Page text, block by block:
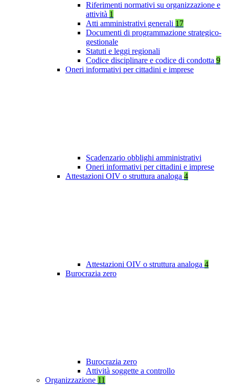
Riferimenti normativi su organizzazione e
attività 1
Atti amministrativi generali 17
Documenti di programmazione strategico-
gestionale
Statuti e leggi regionali
Codice disciplinare e codice di condotta 9
Oneri informativi per cittadini e imprese
Scadenzario obblighi amministrativi
Oneri informativi per cittadini e imprese
Attestazioni OIV o struttura analoga 4
Attestazioni OIV o struttura analoga 4
Burocrazia zero
Burocrazia zero
Attività soggette a controllo
Organizzazione 11